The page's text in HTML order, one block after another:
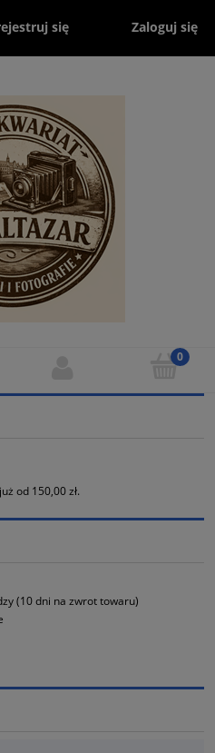
się Zaloguj się
od 150,00 zł.
(10 dni na zwrot towaru)